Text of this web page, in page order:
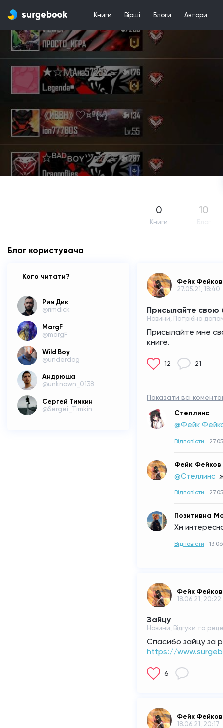
Книги Вірші Блоги Автори
0
Книги
10
Блог користувача
Кого читати?
Рим Дик
@rimdick
MargF
@margF
Wild Boy
@underdog
Андрюша
@unknown_0138
Сергей Тимкин
@Sergei_Timkin
Фейк Фейков
27.05.21, 18:40
Присылайте свою
Новини, Потрібна
Присылайте мне
книге.
12 21
Показати всі
Стеллинс
@Фейк
Відповісти
Фейк Фейков
@Стеллинс
Відповісти
Позитивна
Хм
Відповісти
Фейк Фейков
18.06.21, 20:22
Зайцу
Новини, Відгуки та
Спасибо зайцу за
https://
6
Фейк Фейков
18.06.21, 20:17